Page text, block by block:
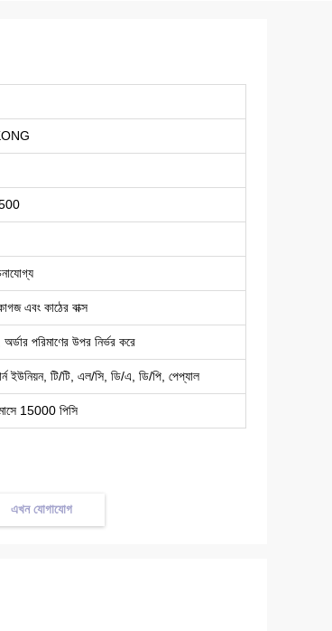
এবং কাঠের বাক্স
পরিমাণের উপর নির্ভর করে
ইউনিয়ন, টি/টি, এল/সি, ডি/এ, ডি/পি, পেপ্যাল
15000 পিসি
এখন যোগাযোগ